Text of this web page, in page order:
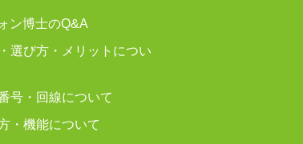
ン博士のQ&A
選び方・メリットについ
号・回線について
・機能について